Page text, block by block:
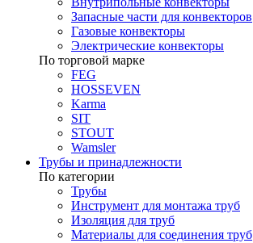
Запасные части для конвекторов
Газовые конвекторы
Электрические конвекторы
По торговой марке
FEG
HOSSEVEN
Karma
SIT
STOUT
Wamsler
Трубы и принадлежности
По категории
Трубы
Инструмент для монтажа труб
Изоляция для труб
Материалы для соединения труб